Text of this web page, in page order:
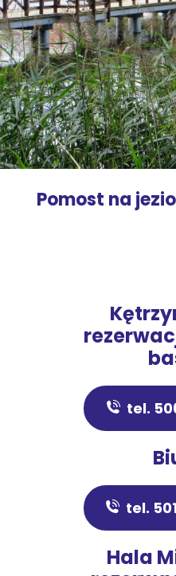
Pomost na
tel.
tel.
Hala